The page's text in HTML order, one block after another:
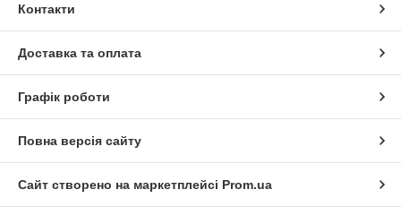
Контакти
Доставка та оплата
Графік роботи
Повна версія сайту
Сайт створено на маркетплейсі Prom.ua